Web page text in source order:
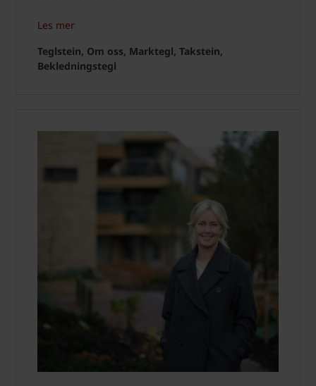
Les mer
Teglstein, Om oss, Marktegl, Takstein,
Bekledningstegl